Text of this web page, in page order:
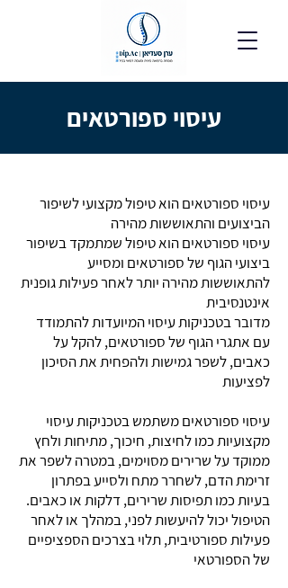
עיסוי ספורטאים
עיסוי ספורטאיםהוא טיפול מקצועי לשיפור
הביצועים והתאוששות מהירה
עיסוי ספורטאים הוא טיפול שמתמקד בשיפור
ביצועי הגוף של ספורטאים ומסייע
להתאוששות מהירה יותר לאחר פעילות גופנית
אינטנסיבית
מדובר בטכניקות עיסוי המיועדות להתמודד
עם אתגרי הגוף של ספורטאים, להקל על
כאבים, לשפר גמישות ולהפחית את הסיכון
לפציעות
עיסוי ספורטאים משתמש בטכניקות עיסוי
מקצועיות כמו לחיצות, חיכוך, מתיחות ולחץ
ממוקד על שרירים מסוימים, במטרה לשפר את
זרימת הדם, לשחרר מתח ולסייע בפתרון
בעיות כמו תפיסות שרירים, דלקות או כאבים.
הטיפול יכול להיעשות לפני, במהלך או לאחר
פעילות ספורטיבית, תלוי בצרכים הספציפיים
של הספורטאי